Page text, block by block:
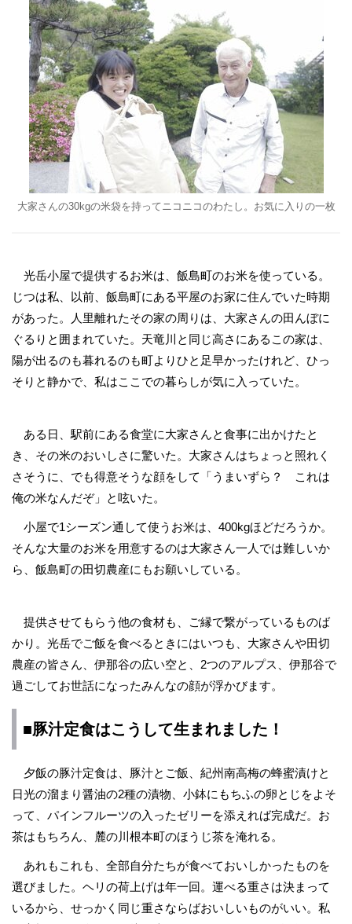
大家さんの30kgの米袋を持ってニコニコのわたし。お気に入りの一枚
光岳小屋で提供するお米は、飯島町のお米を使っている。
じつは私、以前、飯島町にある平屋のお家に住んでいた時期
があった。人里離れたその家の周りは、大家さんの田んぼに
ぐるりと囲まれていた。天竜川と同じ高さにあるこの家は、
陽が出るのも暮れるのも町よりひと足早かったけれど、ひっ
そりと静かで、私はここでの暮らしが気に入っていた。
ある日、駅前にある食堂に大家さんと食事に出かけたと
き、その米のおいしさに驚いた。大家さんはちょっと照れく
さそうに、でも得意そうな顔をして「うまいずら？ これは
俺の米なんだぞ」と呟いた。
小屋で1シーズン通して使うお米は、400kgほどだろうか。
そんな大量のお米を用意するのは大家さん一人では難しいか
ら、飯島町の田切農産にもお願いしている。
提供させてもらう他の食材も、ご縁で繋がっているものば
かり。光岳でご飯を食べるときにはいつも、大家さんや田切
農産の皆さん、伊那谷の広い空と、2つのアルプス、伊那谷で
過ごしてお世話になったみんなの顔が浮かびます。
■豚汁定食はこうして生まれました！
夕飯の豚汁定食は、豚汁とご飯、紀州南高梅の蜂蜜漬けと
日光の溜まり醤油の2種の漬物、小鉢にもちふの卵とじをよそ
って、パインフルーツの入ったゼリーを添えれば完成だ。お
茶はもちろん、麓の川根本町のほうじ茶を淹れる。
あれもこれも、全部自分たちが食べておいしかったものを
選びました。ヘリの荷上げは年一回。運べる重さは決まって
いるから、せっかく同じ重さならばおいしいものがいい。私